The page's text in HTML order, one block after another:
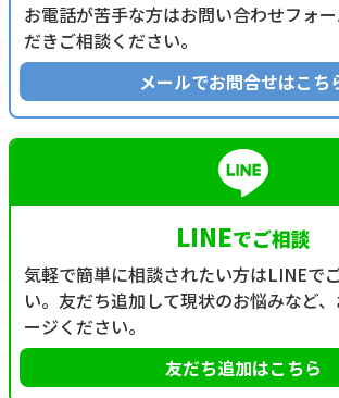
お電話が苦手な方はお問い合わせフォ
だきご相談ください。
メールでお問合せはこち
LINEでご相談
気軽で簡単に相談されたい方はLINEで
い。友だち追加して現状のお悩みなど
ージください。
友だち追加はこちら